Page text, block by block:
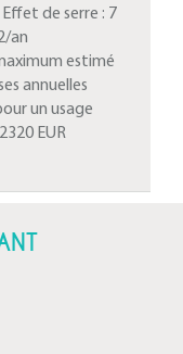
de serre : 7
an
estimé
annuelles
un usage
2320 EUR